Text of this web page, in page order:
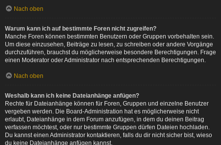
Nach oben
Warum kann ich auf bestimmte Foren nicht zugreifen?
Manche Foren können bestimmten Benutzern oder Gruppen vorbehalten sein.
Um diese einzusehen, Beiträge zu lesen, zu schreiben oder andere Vorgänge
durchzuführen, brauchst du möglicherweise besondere Berechtigungen. Frage
einen Moderator oder Administrator nach entsprechenden Berechtigungen.
Nach oben
Weshalb kann ich keine Dateianhänge anfügen?
Rechte für Dateianhänge können für Foren, Gruppen und einzelne Benutzer
vergeben werden. Die Board-Administration hat es möglicherweise nicht
erlaubt, Dateianhänge in dem Forum anzufügen, in dem du deinen Beitrag
verfassen möchtest, oder nur bestimmte Gruppen dürfen Dateien hochladen.
Du kannst einen Administrator kontaktieren, falls du dir nicht sicher bist, wieso
du keine Dateianhänge anfügen kannst.